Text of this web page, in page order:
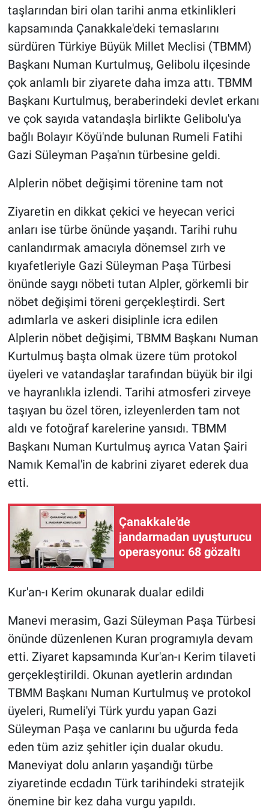
taşlarından biri olan tarihi anma etkinlikleri
kapsamında Çanakkale'deki temaslarını
sürdüren Türkiye Büyük Millet Meclisi (TBMM)
Başkanı Numan Kurtulmuş, Gelibolu ilçesinde
çok anlamlı bir ziyarete daha imza attı. TBMM
Başkanı Kurtulmuş, beraberindeki devlet erkanı
ve çok sayıda vatandaşla birlikte Gelibolu'ya
bağlı Bolayır Köyü'nde bulunan Rumeli Fatihi
Gazi Süleyman Paşa'nın türbesine geldi.
Alplerin nöbet değişimi törenine tam not
Ziyaretin en dikkat çekici ve heyecan verici
anları ise türbe önünde yaşandı. Tarihi ruhu
canlandırmak amacıyla dönemsel zırh ve
kıyafetleriyle Gazi Süleyman Paşa Türbesi
önünde saygı nöbeti tutan Alpler, görkemli bir
nöbet değişimi töreni gerçekleştirdi. Sert
adımlarla ve askeri disiplinle icra edilen
Alplerin nöbet değişimi, TBMM Başkanı Numan
Kurtulmuş başta olmak üzere tüm protokol
üyeleri ve vatandaşlar tarafından büyük bir ilgi
ve hayranlıkla izlendi. Tarihi atmosferi zirveye
taşıyan bu özel tören, izleyenlerden tam not
aldı ve fotoğraf karelerine yansıdı. TBMM
Başkanı Numan Kurtulmuş ayrıca Vatan Şairi
Namık Kemal'in de kabrini ziyaret ederek dua
etti.
Çanakkale'de
jandarmadan uyuşturucu
operasyonu: 68 gözaltı
Kur'an-ı Kerim okunarak dualar edildi
Manevi merasim, Gazi Süleyman Paşa Türbesi
önünde düzenlenen Kuran programıyla devam
etti. Ziyaret kapsamında Kur'an-ı Kerim tilaveti
gerçekleştirildi. Okunan ayetlerin ardından
TBMM Başkanı Numan Kurtulmuş ve protokol
üyeleri, Rumeli'yi Türk yurdu yapan Gazi
Süleyman Paşa ve canlarını bu uğurda feda
eden tüm aziz şehitler için dualar okudu.
Maneviyat dolu anların yaşandığı türbe
ziyaretinde ecdadın Türk tarihindeki stratejik
önemine bir kez daha vurgu yapıldı.